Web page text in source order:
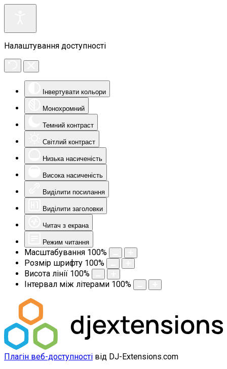
Налаштування доступності
Інвертувати кольори
Монохромний
Темний контраст
Світлий контраст
Низька насиченість
Висока насиченість
Виділити посилання
Виділити заголовки
Читач з екрана
Режим читання
Масштабування 100%
Розмір шрифту 100%
Висота лінії 100%
Інтервал між літерами 100%
Плагін веб-доступності від DJ-Extensions.com